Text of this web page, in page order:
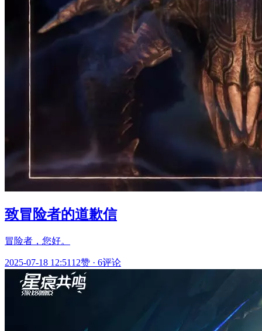
致冒险者的道歉信
冒险者，您好。
2025-07-18 12:51 12赞 · 6评论